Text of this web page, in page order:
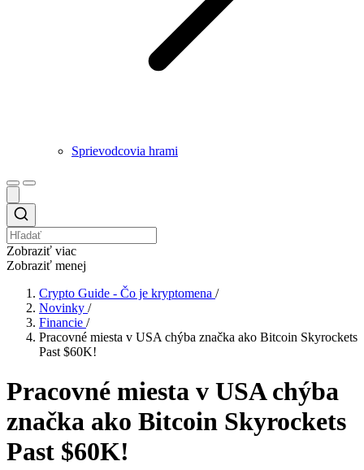
Sprievodcovia hrami
Zobraziť viac
Zobraziť menej
Crypto Guide - Čo je kryptomena /
Novinky /
Financie /
Pracovné miesta v USA chýba značka ako Bitcoin Skyrockets
Past $60K!
Pracovné miesta v USA chýba
značka ako Bitcoin Skyrockets
Past $60K!